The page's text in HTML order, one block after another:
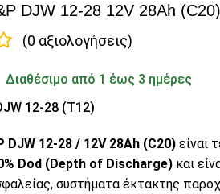
DJW 12-28 12V 28Ah
(0 αξιολογήσεις)
Διαθέσιμο από 1 έως 3 ημέρες
12-28 (T12)
DJW 12-28 / 12V 28Ah (C20)είναι
Dod (Depth of Discharge)και
συστήματα έκτακτης